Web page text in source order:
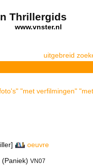
Thrillergids
www.vnster.nl
uitgebreid
"met verfilmingen"
oeuvre
(Paniek) VN07